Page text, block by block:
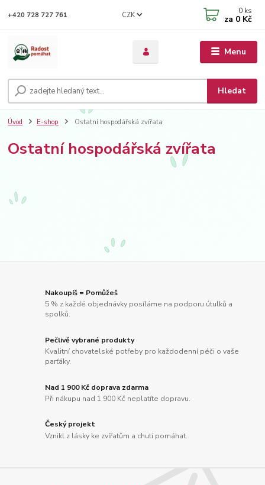
Menu
CZK
Hledat
+420 728 727 761 0 ks
za 0 Kč
Úvod E-shop Ostatní hospodářská zvířata
Ostatní hospodářská zvířata
Nakoupíš = Pomůžeš
5 % z každé objednávky posíláme na podporu útulků a
spolků.
Pečlivě vybrané produkty
Kvalitní chovatelské potřeby pro každodenní péči o vaše
parťáky.
Nad 1 900 Kč doprava zdarma
Při nákupu nad 1 900 Kč neplatíte dopravu.
Český projekt
Vznikl z lásky ke zvířatům a chuti pomáhat.